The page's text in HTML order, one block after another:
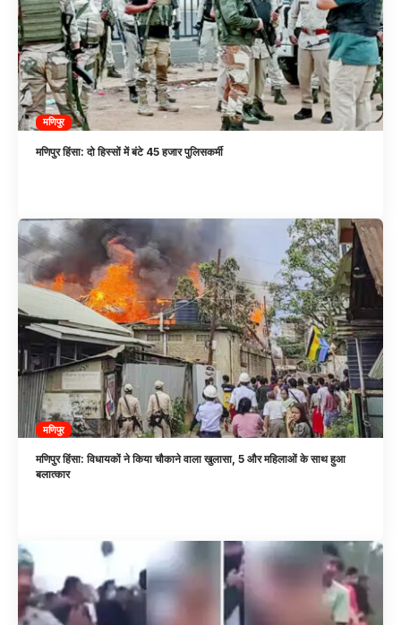
मणिपुर
मणिपुर हिंसा: दो हिस्सों में बंटे 45 हजार पुलिसकर्मी
मणिपुर
मणिपुर हिंसा: विधायकों ने किया चौकाने वाला खुलासा, 5 और महिलाओं के साथ हुआ
बलात्कार